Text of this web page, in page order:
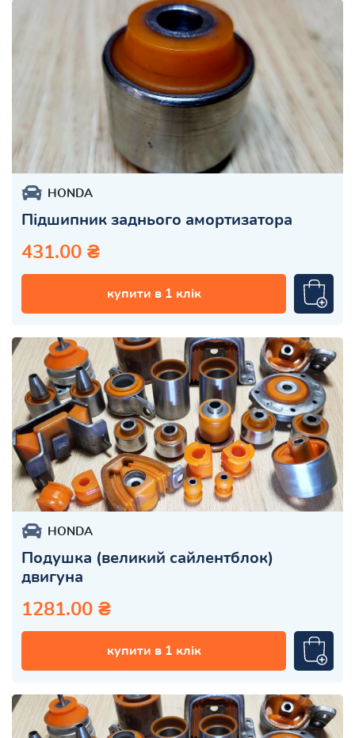
HONDA
Підшипник заднього амортизатора
431.00 ₴
купити в 1 клік
HONDA
Подушка (великий сайлентблок)
двигуна
1281.00 ₴
купити в 1 клік